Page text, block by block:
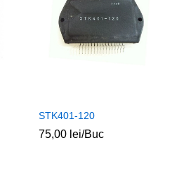
STK401-120
75,00 lei/Buc
75,00 lei